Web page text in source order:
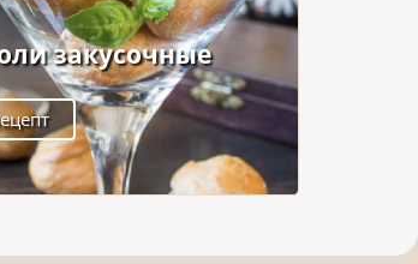
закусочные